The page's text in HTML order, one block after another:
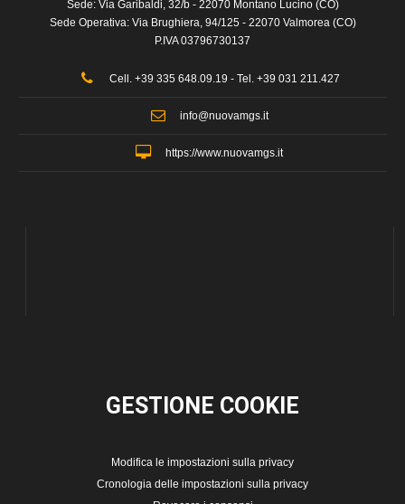
Sede: Via Garibaldi, 32/b - 22070 Montano Lucino (CO)
Sede Operativa: Via Brughiera, 94/125 - 22070 Valmorea (CO)
P.IVA 03796730137
Cell. +39 335 648.09.19 - Tel. +39 031 211.427
info@nuovamgs.it
https://www.nuovamgs.it
GESTIONE COOKIE
Modifica le impostazioni sulla privacy
Cronologia delle impostazioni sulla privacy